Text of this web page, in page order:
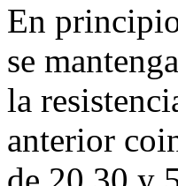
En
se
la
anterior